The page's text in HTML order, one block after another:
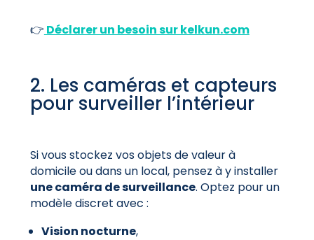
👉 Déclarer un besoin sur kelkun.com
2. Les caméras et capteurs
pour surveiller l’intérieur
Si vous stockez vos objets de valeur à
domicile ou dans un local, pensez à y installer
une caméra de surveillance. Optez pour un
modèle discret avec :
Vision nocturne,